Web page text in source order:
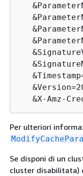
&X-Amz-
Per ulteriori
Se disponi di un
cluster disabilitata)